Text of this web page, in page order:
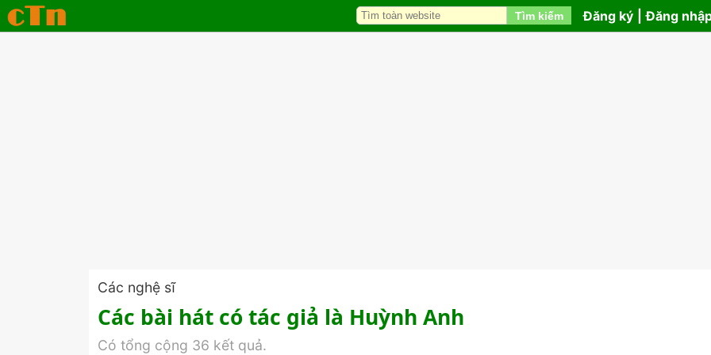
Tìm kiếm Đăng ký Đăng
Các nghệ sĩ
Các bài hát có tác giả là Huỳnh Anh
Có tổng cộng 36 kết quả.